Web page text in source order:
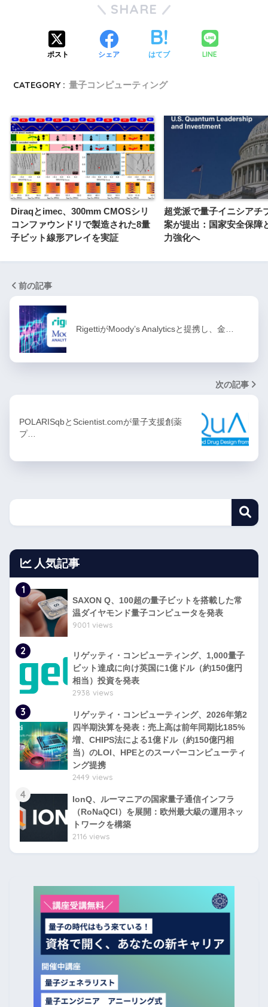
SHARE
ポスト シェア はてブ LINE
CATEGORY : 量子コンピューティング
Diraqとimec、300mm CMOSシリ
コンファウンドリで製造された8量
子ビット線形アレイを実証
超党派で量子イニシアチ
案が提出：国家安全保障
力強化へ
前の記事
RigettiがMoody’s Analyticsと提携し、金…
次の記事
POLARISqbとScientist.comが量子支援創薬
プ…
人気記事
1
SAXON Q、100超の量子ビットを搭載した常
温ダイヤモンド量子コンピュータを発表
9001 views
2
リゲッティ・コンピューティング、1,000量子
ビット達成に向け英国に1億ドル（約150億円
相当）投資を発表
2938 views
3
リゲッティ・コンピューティング、2026年第2
四半期決算を発表：売上高は前年同期比185%
増、CHIPS法による1億ドル（約150億円相
当）のLOI、HPEとのスーパーコンピューティ
ング提携
2449 views
4
IonQ、ルーマニアの国家量子通信インフラ
（RoNaQCI）を展開：欧州最大級の運用ネッ
トワークを構築
2116 views